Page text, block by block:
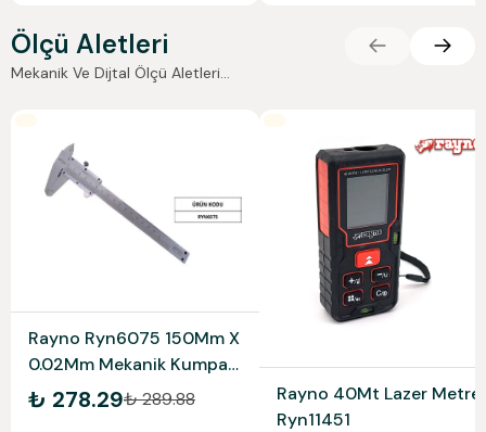
Ölçü Aletleri
Mekanik Ve Dijtal Ölçü Aletleri...
Rayno Ryn6075 150Mm X
0.02Mm Mekanik Kumpas
Ryn10651
₺ 278.29₺ 289.88
Rayno 40Mt Lazer Metre
Ryn11451